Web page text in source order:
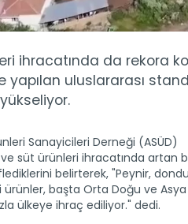
ihracatında da rekora
yapılan uluslararası
Sanayicileri Derneği (ASÜD)
ve süt ürünleri ihracatında artan
belirterek, "Peynir,
ürünler, başta Orta Doğu ve Asya
ülkeye ihraç ediliyor." dedi.